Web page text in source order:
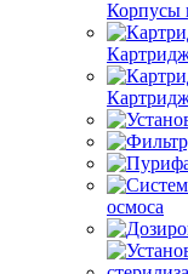
Корпусы
осмоса